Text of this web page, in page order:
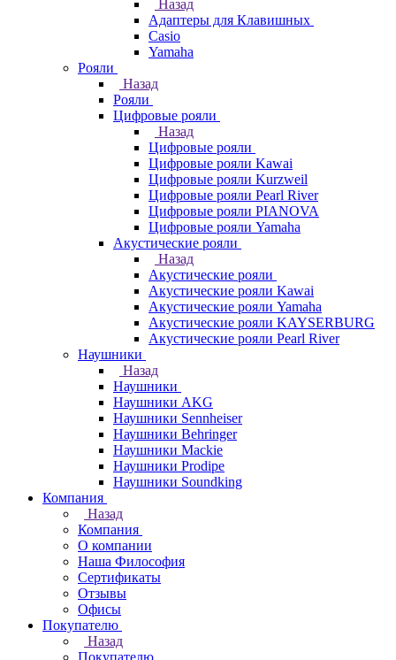
Назад
Адаптеры для Клавишных
Casio
Yamaha
Рояли
Назад
Рояли
Цифровые рояли
Назад
Цифровые рояли
Цифровые рояли Kawai
Цифровые рояли Kurzweil
Цифровые рояли Pearl River
Цифровые рояли PIANOVA
Цифровые рояли Yamaha
Акустические рояли
Назад
Акустические рояли
Акустические рояли Kawai
Акустические рояли Yamaha
Акустические рояли KAYSERBURG
Акустические рояли Pearl River
Наушники
Назад
Наушники
Наушники AKG
Наушники Sennheiser
Наушники Behringer
Наушники Mackie
Наушники Prodipe
Наушники Soundking
Компания
Назад
Компания
О компании
Наша Философия
Сертификаты
Отзывы
Офисы
Покупателю
Назад
Покупателю